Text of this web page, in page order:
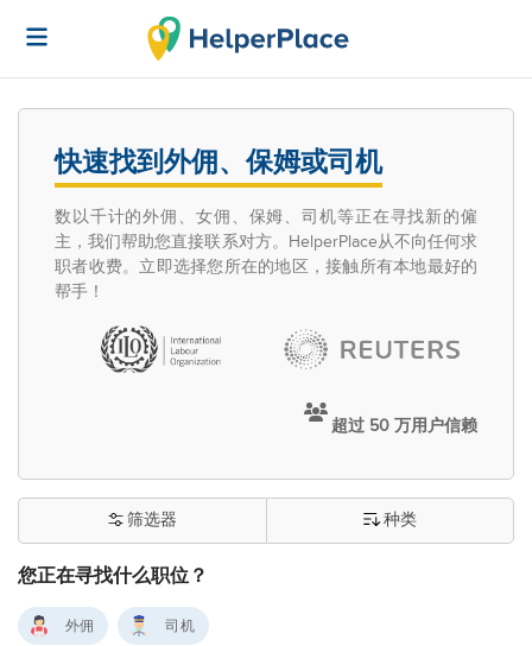
快速找到外佣、保姆或司机
数以千计的外佣、女佣、保姆、司机等正在寻找新的僱
主，我们帮助您直接联系对方。HelperPlace从不向任何求
职者收费。立即选择您所在的地区，接触所有本地最好的
帮手！
超过 50 万用户信赖
您正在寻找什么职位？
筛选器 种类
外佣 司机